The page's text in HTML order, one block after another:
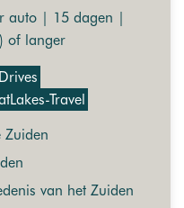
auto | 15 dagen |
of langer
Travel
Zuiden
van het Zuiden